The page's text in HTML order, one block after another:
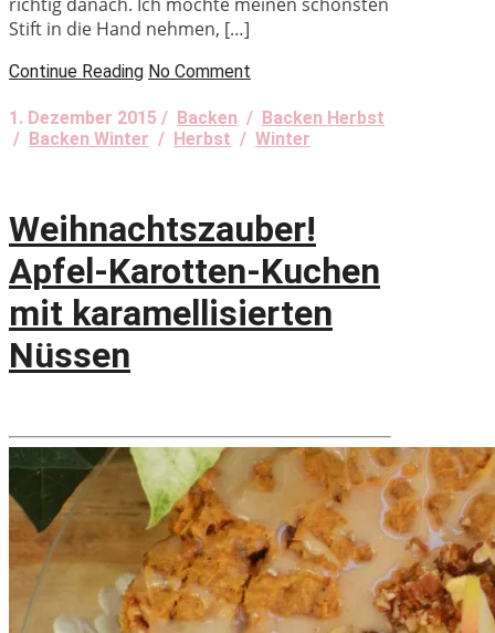
Stift in die Hand nehmen, […]
Continue Reading No Comment
1. Dezember 2015 / Backen / Backen Herbst
/ Backen Winter / Herbst / Winter
Weihnachtszauber!
Apfel-Karotten-Kuchen
mit karamellisierten
Nüssen